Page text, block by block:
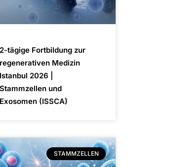
2-tägige Fortbildung zur
regenerativen Medizin
Istanbul 2026 |
Stammzellen und
Exosomen (ISSCA)
STAMMZELLEN